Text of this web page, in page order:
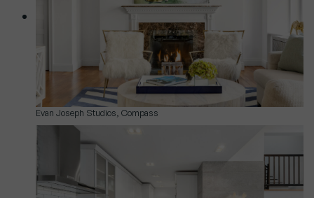
Evan Joseph Studios, Compass